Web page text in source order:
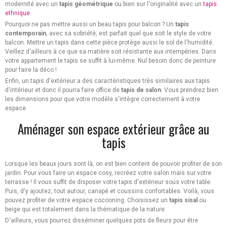
modernité avec un tapis géométrique ou bien sur l'originalité avec untapis
ethnique.
Pourquoi ne pas mettre aussi un beau tapis pour balcon ? Un tapis
contemporain, avec sa sobriété, est parfait quel que soit le style de votre
balcon. Mettre un tapis dans cette pièce protège aussi le sol de l'humidité.
Veillez d'ailleurs à ce que sa matière soit résistante aux intempéries. Dans
votre appartement le tapis se suffit à lui-même. Nul besoin donc de peinture
pour faire la déco !
Enfin, un tapis d'extérieur a des caractéristiques très similaires aux tapis
d'intérieur et donc il pourra faire office de tapis de salon. Vous prendrez bien
les dimensions pour que votre modèle s'intègre correctement à votre
espace.
Aménager son espace extérieur grâce au
tapis
Lorsque les beaux jours sont là, on est bien content de pouvoir profiter de son
jardin. Pour vous faire un espace cosy, recréez votre salon mais sur votre
terrasse ! Il vous suffit de disposer votre tapis d'extérieur sous votre table.
Puis, d'y ajoutez, tout autour, canapé et coussins confortables. Voilà, vous
pouvez profiter de votre espace cocooning. Choisissez un tapis sisal ou
beige qui est totalement dans la thématique de la nature.
D'ailleurs, vous pourrez disséminer quelques pots de fleurs pour être